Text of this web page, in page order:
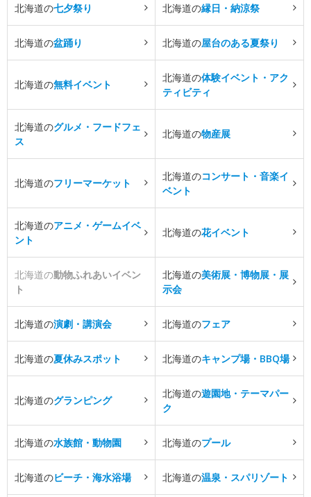
北海道の七夕祭り 北海道の縁日・納涼祭
北海道の盆踊り 北海道の屋台のある夏祭り
北海道の無料イベント
北海道の体験イベント・アク
ティビティ
北海道のグルメ・フードフェ
ス
北海道の物産展
北海道のフリーマーケット
北海道のコンサート・音楽イ
ベント
北海道のアニメ・ゲームイベ
ント
北海道の花イベント
北海道の動物ふれあいイベン
ト
北海道の美術展・博物展・展
示会
北海道の演劇・講演会 北海道のフェア
北海道の夏休みスポット 北海道のキャンプ場・BBQ場
北海道のグランピング
北海道の遊園地・テーマパー
ク
北海道の水族館・動物園 北海道のプール
北海道のビーチ・海水浴場 北海道の温泉・スパリゾート